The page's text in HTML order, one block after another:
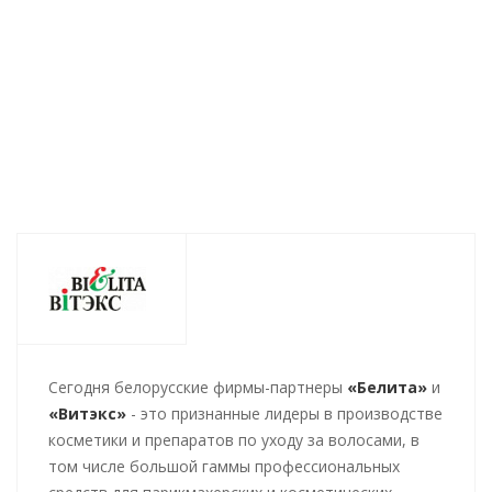
Cегодня белорусские фирмы-партнеры «Белита» и
«Витэкс» - это признанные лидеры в производстве
косметики и препаратов по уходу за волосами, в
том числе большой гаммы профессиональных